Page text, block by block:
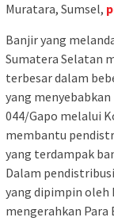
Muratara, Sumsel,
Banjir yang
Sumatera Selatan
terbesar dalam
yang
044/Gapo melalui
membantu
yang terdampak
Dalam
yang dipimpin oleh
mengerahkan Para